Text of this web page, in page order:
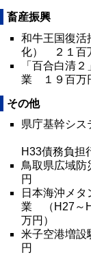
畜産振興
和牛王国復活
化） ２１百
「百合白清
業 １９百万
その他
県庁基幹シ
（
H33債務負担
鳥取県広域
円
日本海沖メ
業 （H27～
万円）
米子空港増
円